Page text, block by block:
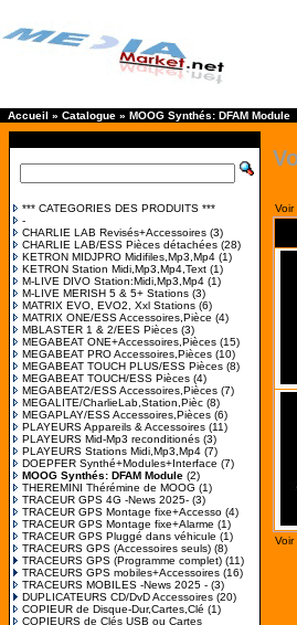
Accueil » Catalogue » MOOG Synthés: DFAM Module
*** CATEGORIES DES PRODUITS ***
-
CHARLIE LAB Revisés+Accessoires (3)
CHARLIE LAB/ESS Pièces détachées (28)
KETRON MIDJPRO Midifiles,Mp3,Mp4 (1)
KETRON Station Midi,Mp3,Mp4,Text (1)
M-LIVE DIVO Station:Midi,Mp3,Mp4 (1)
M-LIVE MERISH 5 & 5+ Stations (3)
MATRIX EVO, EVO2, Xxl Stations (6)
MATRIX ONE/ESS Accessoires,Pièce (4)
MBLASTER 1 & 2/EES Pièces (3)
MEGABEAT ONE+Accessoires,Pièces (15)
MEGABEAT PRO Accessoires,Pièces (10)
MEGABEAT TOUCH PLUS/ESS Pièces (8)
MEGABEAT TOUCH/ESS Pièces (4)
MEGABEAT2/ESS Accessoires,Pièces (7)
MEGALITE/CharlieLab,Station,Pièc (8)
MEGAPLAY/ESS Accessoires,Pièces (6)
PLAYEURS Appareils & Accessoires (11)
PLAYEURS Mid-Mp3 reconditionés (3)
PLAYEURS Stations Midi,Mp3,Mp4 (7)
DOEPFER Synthé+Modules+Interface (7)
MOOG Synthés: DFAM Module (2)
THEREMINI Thérémine de MOOG (1)
TRACEUR GPS 4G -News 2025- (3)
TRACEUR GPS Montage fixe+Accesso (4)
TRACEUR GPS Montage fixe+Alarme (1)
TRACEUR GPS Pluggé dans véhicule (1)
TRACEURS GPS (Accessoires seuls) (8)
TRACEURS GPS (Programme complet) (11)
TRACEURS GPS mobiles+Accessoires (16)
TRACEURS MOBILES -News 2025 - (3)
DUPLICATEURS CD/DvD Accessoires (20)
COPIEUR de Disque-Dur,Cartes,Clé (1)
COPIEURS de Clés USB ou Cartes
Voir
Voir